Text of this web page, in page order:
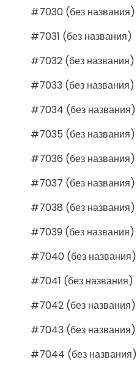
#7030 (без названия)
#7031 (без названия)
#7032 (без названия)
#7033 (без названия)
#7034 (без названия)
#7035 (без названия)
#7036 (без названия)
#7037 (без названия)
#7038 (без названия)
#7039 (без названия)
#7040 (без названия)
#7041 (без названия)
#7042 (без названия)
#7043 (без названия)
#7044 (без названия)